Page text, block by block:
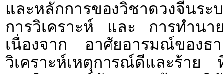
และหลักการของวิชาดวงจีนร
การวิเคราะห์ และ การทำนา
เนื่องจาก อาศัยอารมณ์ของ
วิเคราะห์เหตุการณ์ดีและร้าย